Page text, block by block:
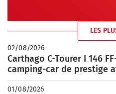
LES
02/08/2026
Carthago C-Tourer I 146
camping-car de prestige
01/08/2026